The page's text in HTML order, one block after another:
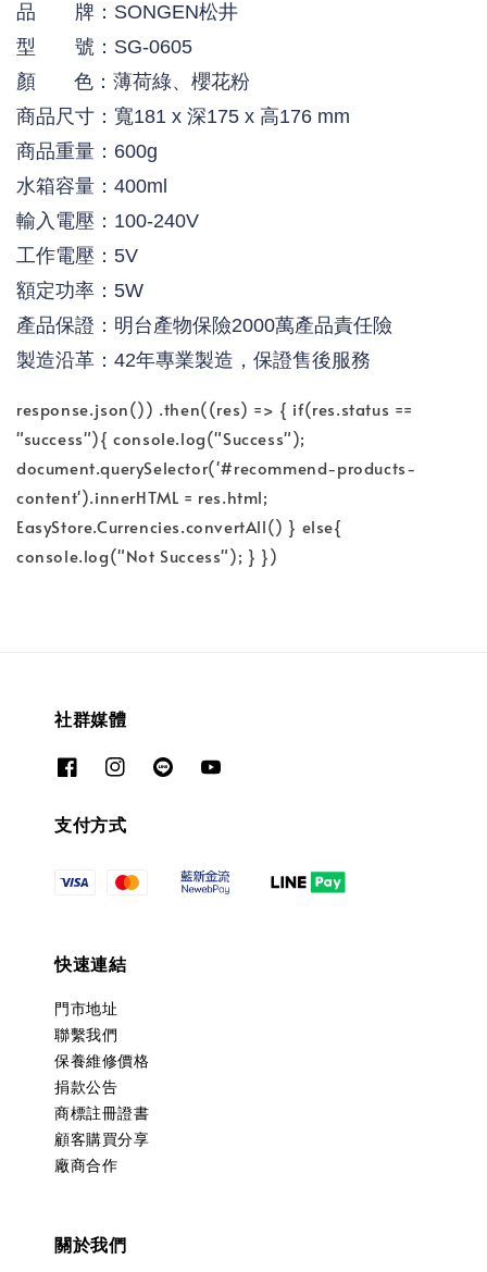
品 牌：SONGEN松井
型 號：SG-0605
顏 色：薄荷綠、 櫻花粉
商品尺寸：寬181 x 深175 x 高176 mm
商品重量：600g
水箱容量：400ml
輸入電壓：100-240V
工作電壓：5V
額定功率：5W
產品保證：明台產物保險2000萬產品責任險
製造沿革：42年專業製造，保證售後服務
response.json()) .then((res) => { if(res.status ==
"success"){ console.log("Success");
document.querySelector('#recommend-products-
content').innerHTML = res.html;
EasyStore.Currencies.convertAll() } else{
console.log("Not Success"); } })
社群媒體
支付方式
快速連結
門市地址
聯繫我們
保養維修價格
捐款公告
商標註冊證書
顧客購買分享
廠商合作
關於我們